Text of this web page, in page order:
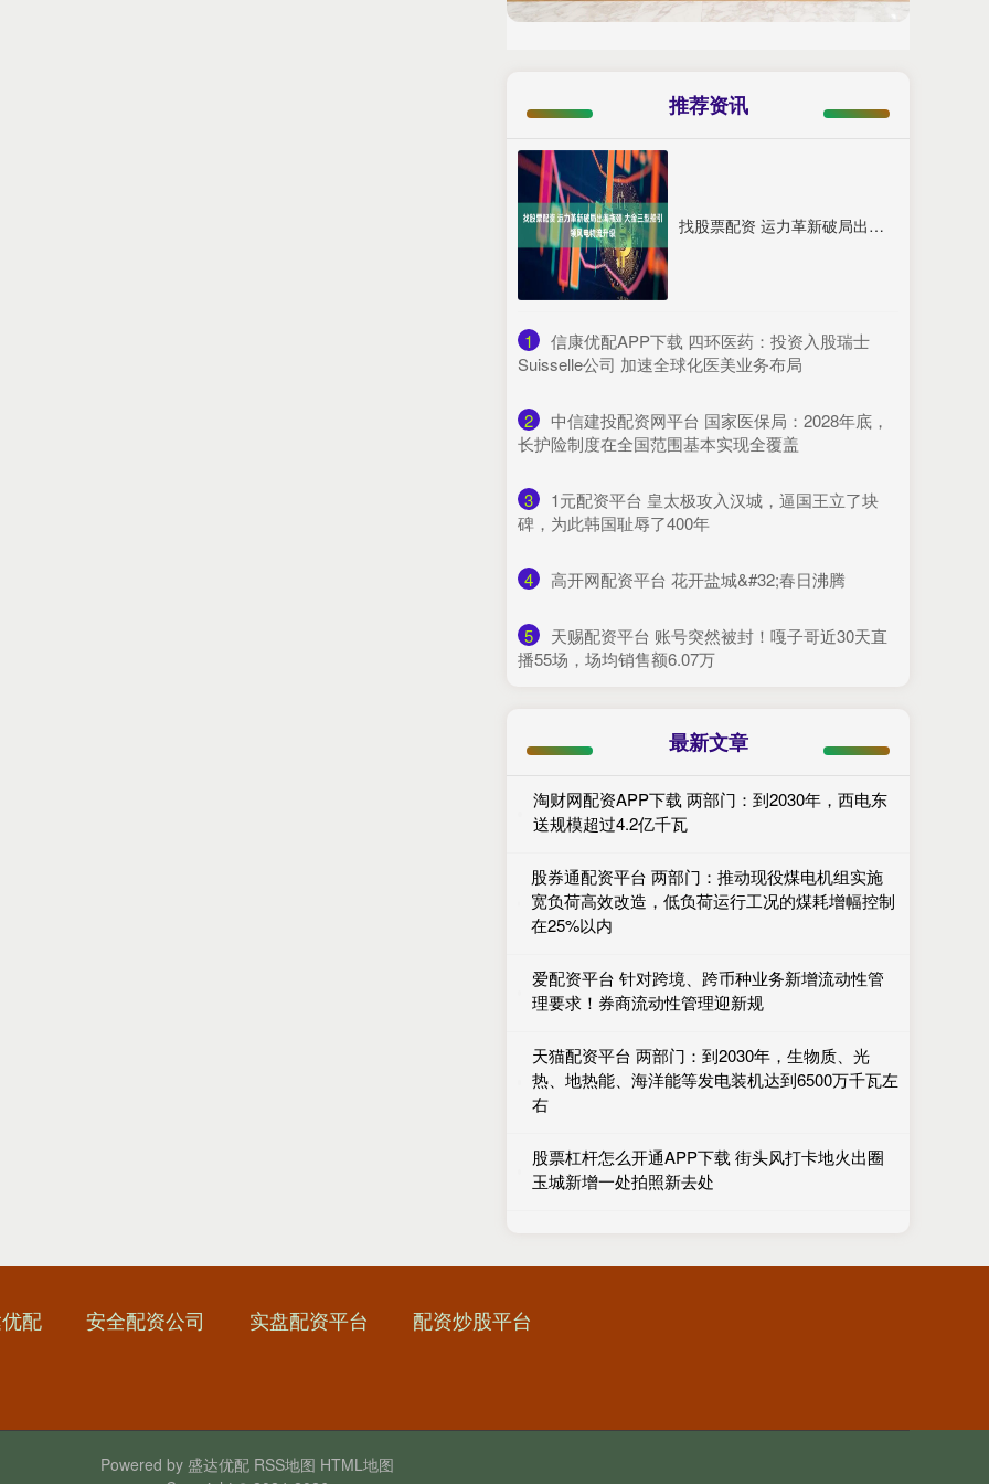
推荐资讯
找股票配资 运力革新破局出海瓶颈 大金三型船引领风电物流升级
1
​信康优配APP下载 四环医药：投资入股瑞士
Suisselle公司 加速全球化医美业务布局
2
​中信建投配资网平台 国家医保局：2028年底，
长护险制度在全国范围基本实现全覆盖
3
​1元配资平台 皇太极攻入汉城，逼国王立了块
碑，为此韩国耻辱了400年
4 ​高开网配资平台 花开盐城&#32;春日沸腾
5
​天赐配资平台 账号突然被封！嘎子哥近30天直
播55场，场均销售额6.07万
最新文章
淘财网配资APP下载 两部门：到2030年，西电东
送规模超过4.2亿千瓦
股券通配资平台 两部门：推动现役煤电机组实施
宽负荷高效改造，低负荷运行工况的煤耗增幅控制
在25%以内
爱配资平台 针对跨境、跨币种业务新增流动性管
理要求！券商流动性管理迎新规
天猫配资平台 两部门：到2030年，生物质、光
热、地热能、海洋能等发电装机达到6500万千瓦左
右
股票杠杆怎么开通APP下载 街头风打卡地火出圈
玉城新增一处拍照新去处
配 安全配资公司 实盘配资平台 配资炒股平台
Powered by 盛达优配 RSS地图 HTML地图